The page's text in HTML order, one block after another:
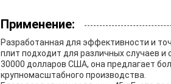
Применение:
Разработанная для эффективности и
плит подходит для различных случаев
30000 долларов США, она предлагает
крупномасштабного производства.